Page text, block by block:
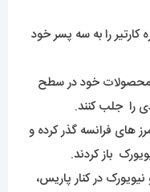
در اخر در سال 1899 اداره کارتیر را به سه پسر خود
محصولات خود در سطح
را جلب کنند.
های فرانسه گذر کرده و
باز کردند.
در کنار پاریس،